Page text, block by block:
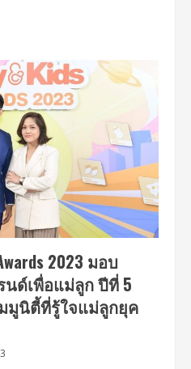
2023 มอบ
ด์เพื่อแม่ลูก ปีที่ 5
มูนิตี้ที่รู้ใจแม่ลูกยุค